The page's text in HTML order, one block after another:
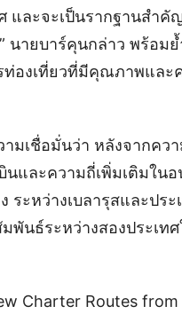
และจะเป็นรากฐานสำ
นายบาร์คุนกล่าว พร้อ
องเที่ยวที่มีคุณภาพและ
มเชื่อมั่นว่า หลังจากคว
และความถี่เพิ่มเติมใน
ระหว่างเบลารุสและปร
มพันธ์ระหว่างสองประเ
Charter Routes